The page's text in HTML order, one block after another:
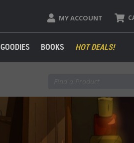
MY ACCOUNT
GOODIES BOOKS HOT DEALS!